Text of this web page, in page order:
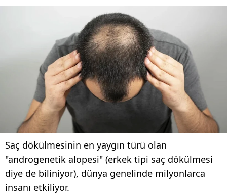
Saç dökülmesinin en yaygın türü olan
"androgenetik alopesi" (erkek tipi saç dökülmesi
diye de biliniyor), dünya genelinde milyonlarca
insanı etkiliyor.